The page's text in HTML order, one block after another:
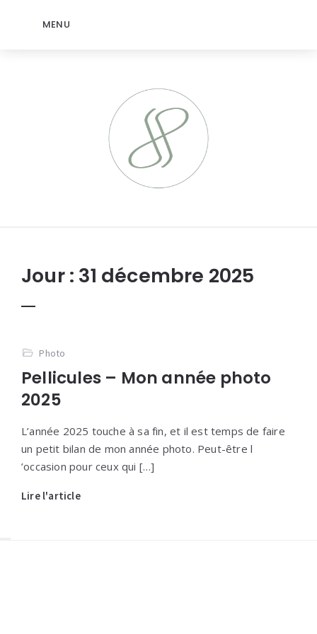
MENU
Jour : 31 décembre 2025
Photo
Pellicules – Mon année photo
2025
L’année 2025 touche à sa fin, et il est temps de faire
un petit bilan de mon année photo. Peut-être l
’occasion pour ceux qui […]
Lire l'article